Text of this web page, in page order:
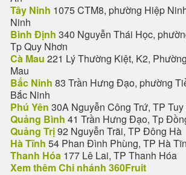
Tây Ninh 1075 CTM8, phường Hiệp
Ninh
Bình Định 340 Nguyễn Thái Học,
Tp Quy Nhơn
Cà Mau 221 Lý Thường Kiệt, K2,
Mau
Bắc Ninh 83 Trần Hưng Đạo, phường
Bắc Ninh
Phú Yên 30A Nguyễn Công Trứ, TP
Quảng Bình 41 Trần Hưng Đạo, Tp
Quảng Trị92 Nguyễn Trãi, TP Đông Hà
Hà Tĩnh 54 Phan Đình Phùng, TP Hà
Thanh Hóa 177 Lê Lai, TP Thanh Hóa
Xem thêm Chi nhánh 360Fruit